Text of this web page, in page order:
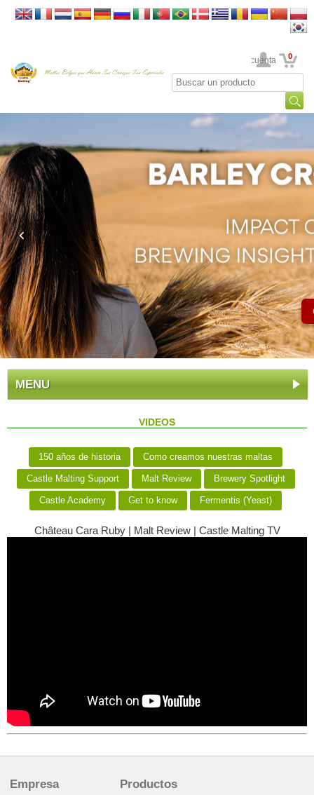
Su cuenta 0
MENU
VIDEOS
150 años de historia Como creamos nuestras maltas
Castle Malting Support Malt Review Brewery Spotlight
Castle Academy Get to know Fermentis (Yeast)
Château Cara Ruby | Malt Review | Castle Malting TV
Empresa Productos